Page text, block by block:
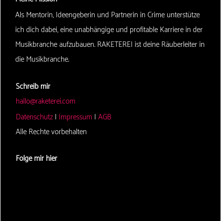
Als Mentorin, Ideengeberin und Partnerin in Crime unterstütze
ich dich dabei, eine unabhängige und profitable Karriere in der
Musikbranche aufzubauen. RAKETEREI ist deine Räuberleiter in
die Musikbranche.
Schreib mir
hallo@raketerei.com
Datenschutz | Impressum | AGB
Alle Rechte vorbehalten
Folge mir hier